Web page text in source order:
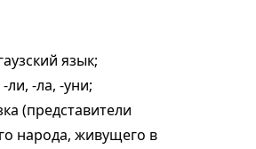
язык;
ли, -ла, -уни;
(представители
народа, живущего в